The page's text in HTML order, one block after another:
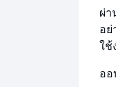
ผ่า
อย่
ใช้
ออ